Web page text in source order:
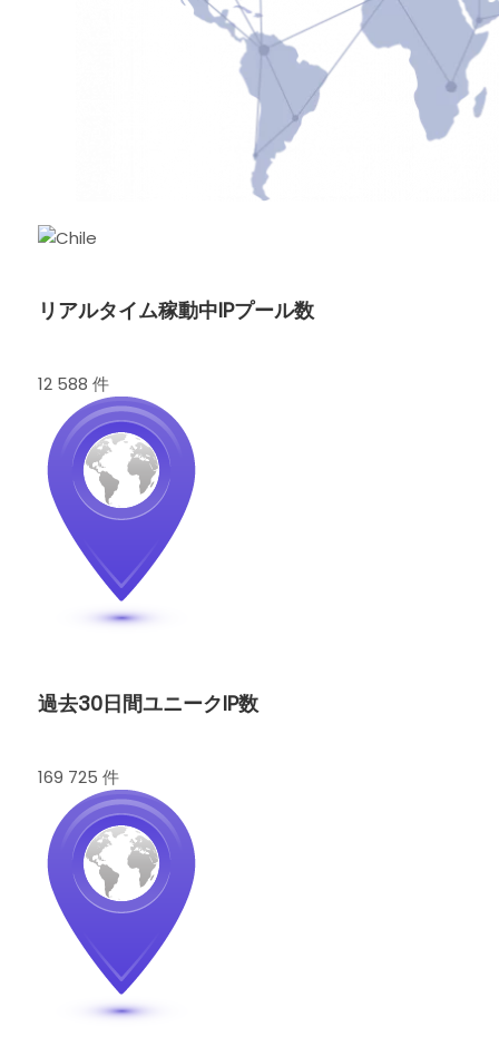
リアルタイム稼動中IPプール数
12 588 件
過去30日間ユニークIP数
169 725 件